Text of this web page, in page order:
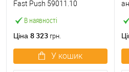
В наявності
Fast Push 59011.10
штангою 1200 мм червона
Ціна 8 323 грн.
У кошик